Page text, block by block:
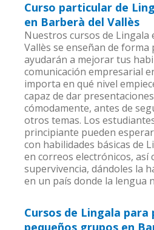
Curso particular de
en Barberà del Vallès
Nuestros cursos de Lingala
Vallès se enseñan de forma
ayudarán a mejorar tus
comunicación empresarial
importa en qué nivel
capaz de dar
cómodamente, antes de
otros temas. Los
principiante pueden
con habilidades básicas de
en correos electrónicos, así
supervivencia, dándoles la
en un país donde la lengua
Cursos de Lingala para
pequeños grupos en